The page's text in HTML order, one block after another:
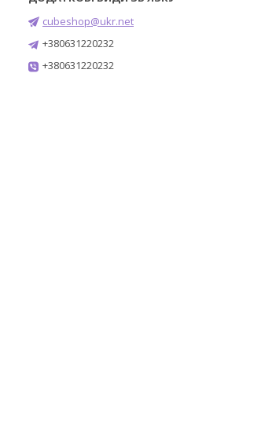
cubeshop@ukr.net
+380631220232
+380631220232